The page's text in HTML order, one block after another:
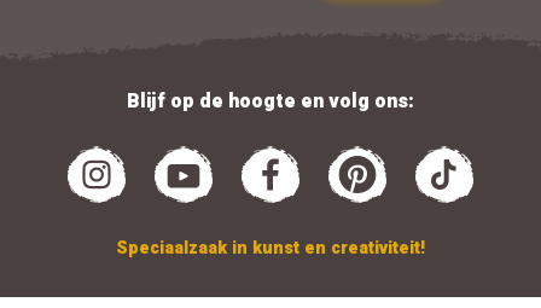
Blijf op de hoogte en volg ons:
Speciaalzaak in kunst en creativiteit!